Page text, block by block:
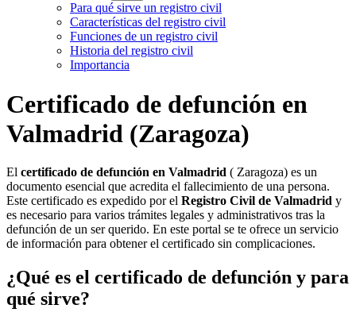
Para qué sirve un registro civil
Características del registro civil
Funciones de un registro civil
Historia del registro civil
Importancia
Certificado de defunción en
Valmadrid (Zaragoza)
El certificado de defunción en Valmadrid ( Zaragoza) es un
documento esencial que acredita el fallecimiento de una persona.
Este certificado es expedido por el Registro Civil de Valmadrid y
es necesario para varios trámites legales y administrativos tras la
defunción de un ser querido. En este portal se te ofrece un servicio
de información para obtener el certificado sin complicaciones.
¿Qué es el certificado de defunción y para
qué sirve?